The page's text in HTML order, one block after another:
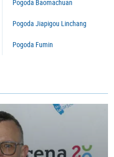
Pogoda Baomachuan
Pogoda Jiapigou Linchang
Pogoda Fumin